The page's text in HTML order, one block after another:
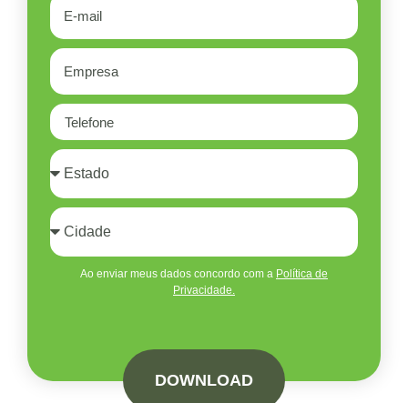
Ao enviar meus dados concordo com a Política de
Privacidade.
DOWNLOAD